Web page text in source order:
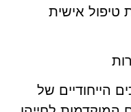
טיפול אישית
הייחודיים של